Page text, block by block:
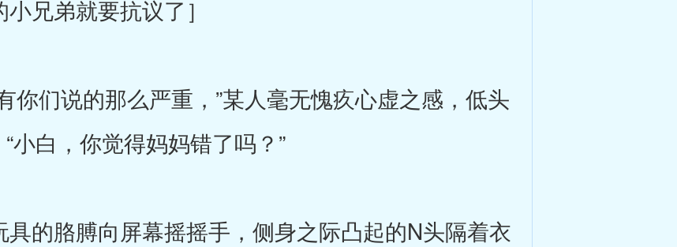
兄弟就要抗议了］
你们说的那么严重，”某人毫无愧疚心虚之感，低头
小白，你觉得妈妈错了吗？”
的胳膊向屏幕摇摇手，侧身之际凸起的N头隔着衣